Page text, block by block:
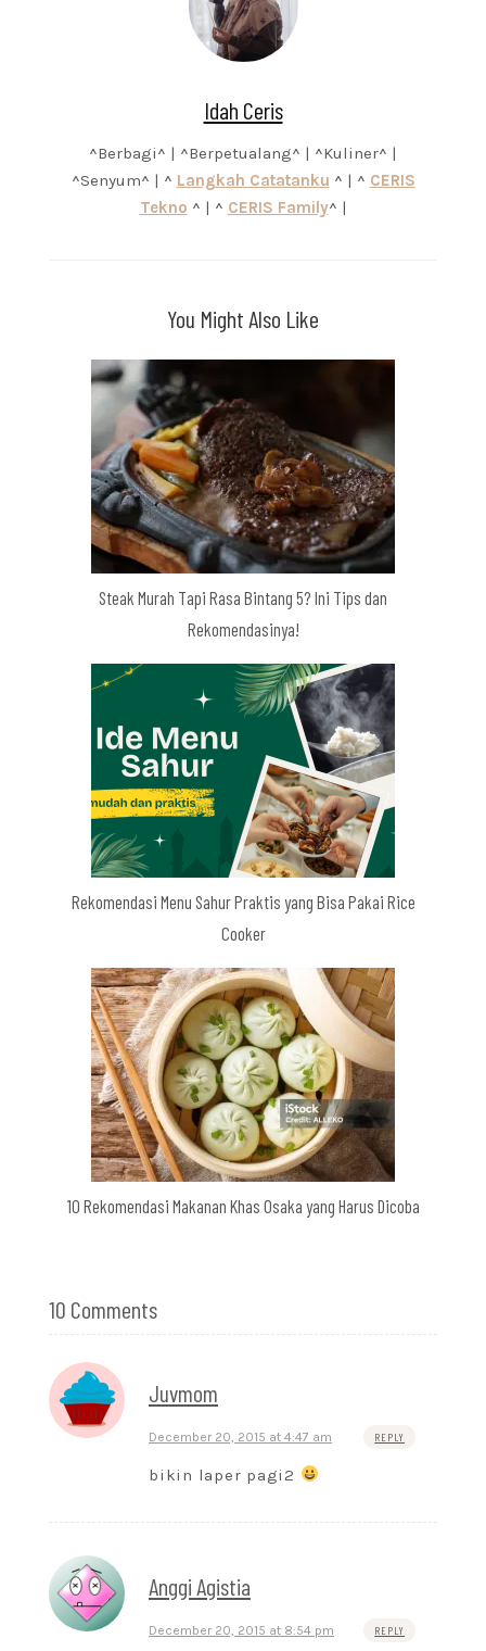
Idah Ceris
^Berbagi^ | ^Berpetualang^ | ^Kuliner^ |
^Senyum^ | ^ Langkah Catatanku ^ | ^ CERIS
Tekno ^ | ^ CERIS Family^ |
You Might Also Like
Steak Murah Tapi Rasa Bintang 5? Ini Tips dan
Rekomendasinya!
Rekomendasi Menu Sahur Praktis yang Bisa Pakai Rice
Cooker
10 Rekomendasi Makanan Khas Osaka yang Harus Dicoba
10 Comments
Juvmom
December 20, 2015 at 4:47 am REPLY
bikin laper pagi2
Anggi Agistia
December 20, 2015 at 8:54 pm REPLY